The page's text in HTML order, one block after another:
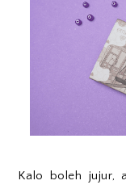
Kalo boleh jujur,